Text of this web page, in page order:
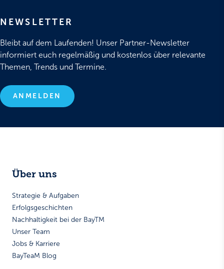
NEWSLETTER
Bleibt auf dem Laufenden! Unser Partner-Newsletter
informiert euch regelmäßig und kostenlos über relevante
Themen, Trends und Termine.
ANMELDEN
Über uns
Strategie & Aufgaben
Erfolgsgeschichten
Nachhaltigkeit bei der BayTM
Unser Team
Jobs & Karriere
BayTeaM Blog